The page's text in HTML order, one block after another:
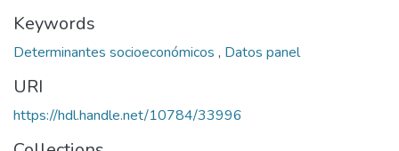
Keywords
Determinantes socioeconómicos , Datos panel
URI
https://hdl.handle.net/10784/33996